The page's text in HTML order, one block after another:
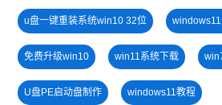
u盘一键重装系统win10 32位
免费升级win10 win11系统下载
U盘PE启动盘制作 windows11教程